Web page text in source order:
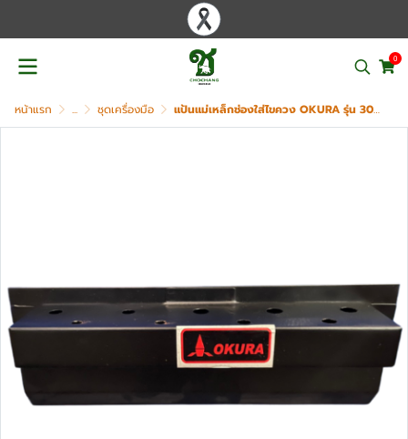
0
หน้าแรก ... ชุดเครื่องมือ แป้นแม่เหล็กช่องใส่ไขควง OKURA รุ่น 3062